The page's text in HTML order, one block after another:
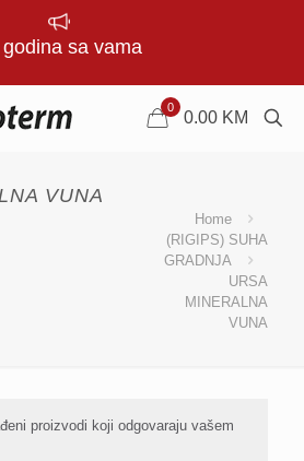
godina sa vama
0
0.00 KM
VUNA
Home
(RIGIPS) SUHA
GRADNJA
URSA
MINERALNA
VUNA
proizvodi koji odgovaraju vašem